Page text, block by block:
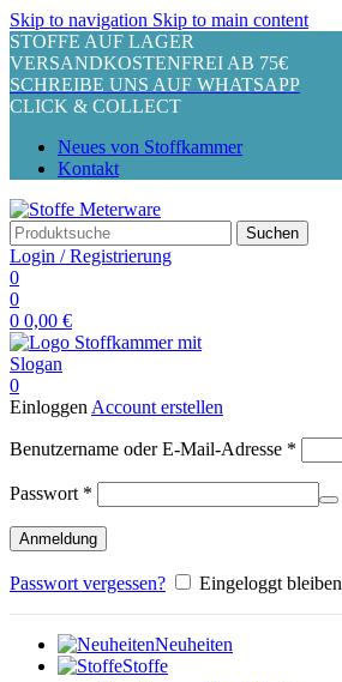
Skip to navigation Skip to main content
STOFFE AUF LAGER
VERSANDKOSTENFREI AB 75€
SCHREIBE UNS AUF WHATSAPP
CLICK & COLLECT
Neues von Stoffkammer
Kontakt
Suchen
Login / Registrierung
0
0
0 0,00 €
0
Einloggen Account erstellen
Benutzername oder E-Mail-Adresse *
Passwort *
Anmeldung
Passwort vergessen? Eingeloggt bleiben
Neuheiten
Stoffe